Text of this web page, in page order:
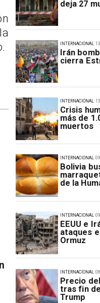
deja 27
Irán
cierra
INTERNACIONAL
Crisis
más de
muertos
INTERNACIONAL
Bolivia
de la
INTERNACIONAL
EEUU e
ataques
Ormuz
INTERNACIONAL
Precio
tras fin
Trump
INTERNACIONAL